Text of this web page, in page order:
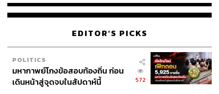
EDITOR'S PICKS
POLITICS
มหากาพย์โกงข้อสอบท้องถิ่น ก่อน
เดินหน้าสู่จุดจบในสัปดาห์นี้
572